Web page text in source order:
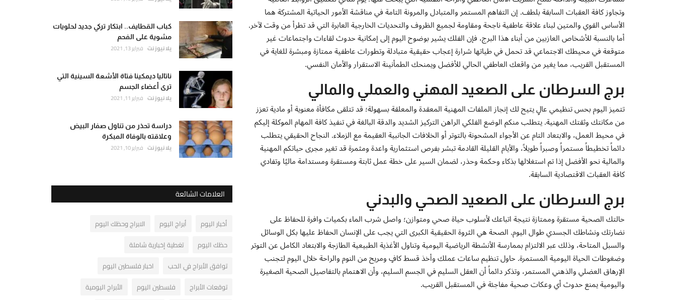
وتجاوز كافة العقبات السابقة بلطف. إن التفاهم المستمر والمتبادل والمرونة التامة في مناقشة الأمور الحياتية المشتركة هما
الأساس القوي والمتين لبناء علاقة عاطفية ناجحة ومقاومة لجميع الظروف والتحديات الخارجية العابرة التي قد تطرأ من وقت لآخر.
أما بالنسبة للأشخاص العازبين من أبناء هذا البرج، فإن الفلك يشير بوضوح اليوم إلى إمكانية حدوث لقاءات واجتماعات غير
متوقعة في محيطك الاجتماعي قد تحمل في طياتها شرارة إعجاب حقيقية متبادلة وتطورات عاطفية ممتازة ومبشرة للغاية في
المستقبل القريب، مما يغير من واقعك العاطفي الحالي للأفضل ويمنحك الطمأنينة الاستقرار والأمان النفسي.
برج السرطان على الصعيد المهني والعملي والمالي
تتميز اليوم بحس تنظيمي عالٍ يتيح لك إنجاز الملفات المهنية المعقدة والمعلقة بسهولة؛ قد تتلقى مكافأة معنوية أو مادية تعزز
من مكانتك وثقتك المهنية. يتطلب منكم الوضع الفلكي الراهن التركيز الشديد والدقة البالغة في تنفيذ كافة المهام الموكلة إليكم
في محيط العمل، والابتعاد التام عن الأجواء المشحونة بالتوتر أو الخلافات الجانبية العقيمة مع الزملاء. النجاح الحقيقي يتطلب
دائماً تخطيطاً مستمراً وصبراً طويلاً، والأيام القليلة القادمة تبشر بفرص استثمارية واعدة ومثمرة قد تغير مجرى حياتكم المهنية
والمالية نحو الأفضل إذا تم استغلالها بذكاء وحكمة وحذر، لضمان السير على خطة عمل ثابتة ومستقرة ومستدامة ماليًا وتفادي
كافة العقبات الاقتصادية السابقة.
برج السرطان على الصعيد الصحي والبدني
حالتك الصحية مستقرة وممتازة نتيجة اتباعك لأسلوب حياة صحي ومتوازن؛ واصل شرب الماء بكميات وافرة للحفاظ على
نضارتك ونشاطك الجسدي طوال اليوم. الصحة هي الثروة الحقيقية الكبرى التي يجب على الإنسان الحفاظ عليها بكل الوسائل
والسبل المتاحة، وذلك عبر الالتزام بممارسة الأنشطة الرياضية اليومية وتناول الأغذية الطبيعية الطازجة والابتعاد الكامل عن التوتر
وضغوطات الحياة اليومية المستمرة. حاول تنظيم ساعات عملك وأخذ قسط كافٍ ومريح من النوم والراحة خلال اليوم لتجنب
الإرهاق العضلي والذهني المستمر، وتذكر دائماً أن العقل السليم في الجسم السليم، وأن الاهتمام بالتفاصيل الصحية الصغيرة
واليومية يمنع حدوث أي وعكات صحية مفاجئة في المستقبل القريب.
كباب القطايف.. ابتكار تركي جديد لحلويات
مشوية على الفحم
يلا نيوز نت فبراير 13, 2021
ناتاليا ديمكينا فتاة الأشعة السينية التي
ترى أعضاء الجسم
يلا نيوز نت فبراير 11, 2021
دراسة تحذر من تناول صفار البيض
وعلاقته بالوفاة المبكرة
يلا نيوز نت فبراير 10, 2021
العلامات الشائعة
أخبار اليوم أبراج اليوم
الابراج وحظك اليوم
حظك اليوم
تغطية إخبارية شاملة
توافق الأبراج في الحب
اخبار فلسطين اليوم
توقعات الأبراج
فلسطين اليوم
الأبراج اليومية